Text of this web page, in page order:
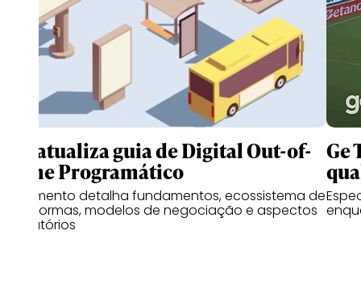
IAB atualiza guia de Digital Out-of-
Home Programático
Documento detalha fundamentos, ecossistema de
plataformas, modelos de negociação e aspectos
regulatórios
Ge